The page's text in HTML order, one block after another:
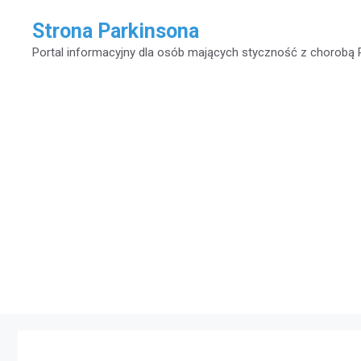
Strona Parkinsona
Portal informacyjny dla osób mających styczność z chorobą